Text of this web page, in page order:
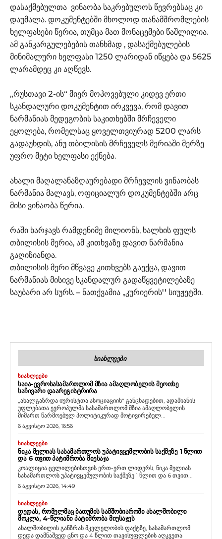
დასაქმებულთა ვინაობა საკრებულოს წევრებსაც კი
დაუმალა. დოკუმენტებში მხოლოდ თანამშრომლების
ხელფასები წერია, თუმცა მათ მონაცემები წაშლილია.
ამ განკარგულებების თანხმად , დასაქმებულების
მინიმალური ხელფასი 1250 ლარიდან იწყება და 5625
ლარამდეც კი აღწევს.
„რუსთავი 2-ის“ მიერ მოპოვებული კიდევ ერთი
სკანდალური დოკუმენტით ირკვევა, რომ დავით
ნარმანიას მედეგობის საკითხებში მრჩეველი
ეყოლება, რომელსაც ყოველთვიურად 5200 ლარს
გადაუხდის, ანუ თბილისის მრჩეველს მერიაში მერზე
უფრო მეტი ხელფასი ექნება.
ახალი მაღალანაზღაურებადი მრჩევლის ვინაობას
ნარმანია მალავს, ოფიციალურ დოკუმენტებში არც
მისი ვინაობა წერია.
რაში ხარჯავს რამდენიმე მილიონს, ხალხის ფულს
თბილისის მერია, ამ კითხვაზე დავით ნარმანია
გაღიზიანდა.
თბილისის მერი მწვავე კითხვებს გაექცა, დავით
ნარმანიას მისივე სკანდალურ გადაწყვეტილებაზე
საუბარი არ სურს. – ნათქვამია ,,კურიერის'' სიუჟეტში.
ᲡᲘᲐᲮᲚᲔᲔᲑᲘ
ᲡᲘᲐᲮᲚᲔᲔᲑᲘ
ᲡᲐᲘᲐ-ᲔᲕᲠᲝᲡᲐᲡᲐᲛᲐᲠᲗᲚᲝᲛ ᲛᲖᲘᲐ ᲐᲛᲐᲦᲚᲝᲑᲔᲚᲘᲡ ᲛᲔᲝᲗᲮᲔ
ᲡᲐᲩᲘᲕᲐᲠᲘ ᲓᲐᲐᲠᲔᲒᲘᲡᲢᲠᲘᲠᲐ
„ახალგაზრდა იურისტთა ასოციაციის“ განცხადებით, ადამიანის
უფლებათა ევროპულმა სასამართლომ მზია ამაღლობელის
მიმართ წარმოებულ პოლიტიკურად მოტივირებულ...
6 აგვისტო 2026, 16:56
ᲡᲘᲐᲮᲚᲔᲔᲑᲘ
ᲜᲘᲙᲐ ᲛᲔᲚᲘᲐᲡ ᲡᲐᲡᲐᲛᲐᲠᲗᲚᲝᲡ ᲣᲞᲐᲢᲘᲕᲪᲔᲛᲚᲝᲑᲘᲡ ᲡᲐᲥᲛᲔᲖᲔ 1 ᲬᲚᲘᲗ
ᲓᲐ 6 ᲗᲕᲘᲗ ᲞᲐᲢᲘᲛᲠᲝᲑᲐ ᲛᲘᲔᲡᲐᲯᲐ
კოალიცია ცვლილებისთვის ერთ-ერთ ლიდერს, ნიკა მელიას
სასამართლოს უპატივცემულობის საქმეზე 1 წლით და 6 თვით...
6 აგვისტო 2026, 14:49
ᲡᲘᲐᲮᲚᲔᲔᲑᲘ
ᲓᲔᲓᲐᲡ, ᲠᲝᲛᲔᲚᲛᲐᲪ ᲑᲐᲗᲣᲛᲘᲡ ᲡᲐᲛᲨᲝᲑᲘᲐᲠᲝᲨᲘ ᲐᲮᲐᲚᲨᲝᲑᲘᲚᲘ
ᲛᲝᲙᲚᲐ, 4-ᲬᲚᲘᲐᲜᲘ ᲞᲐᲢᲘᲛᲠᲝᲑᲐ ᲛᲘᲣᲡᲐᲯᲔᲡ
ახალშობილის განზრახ მკვლელობის ფაქტზე, სასამართლომ
დედა დამნაშვედ ცნო და 4 წლით თავისუფლების აღკვეთა